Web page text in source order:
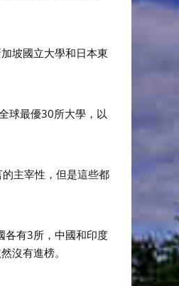
坡國立大學和日本東
球最優30所大學，以
主宰性，但是這些都
各有3所，中國和印度
沒有進榜。